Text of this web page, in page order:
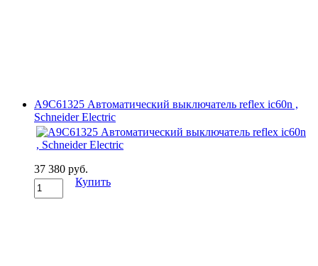
A9C61325 Автоматический выключатель reflex ic60n ,
Schneider Electric
37 380 руб.
Купить